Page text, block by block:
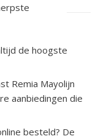
de hoogste
Remia Mayolijn
aanbiedingen die
besteld? De